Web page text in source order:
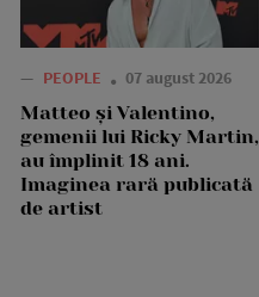
— PEOPLE 07 august 2026
Matteo și Valentino,
gemenii lui Ricky Martin,
au împlinit 18 ani.
Imaginea rară publicată
de artist